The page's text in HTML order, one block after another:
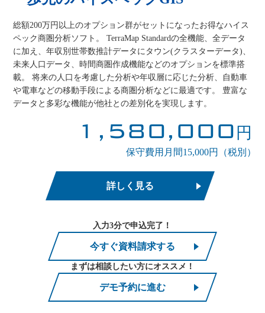
総額200万円以上のオプション群がセットになったお得なハイス
ペック商圏分析ソフト。 TerraMap Standardの全機能、全データ
に加え、年収別世帯数推計データにタウン(クラスターデータ)、
未来人口データ、時間商圏作成機能などのオプションを標準搭
載。 将来の人口を考慮した分析や年収層に応じた分析、自動車
や電車などの移動手段による商圏分析などに最適です。 豊富な
データと多彩な機能が他社との差別化を実現します。
1,580,000 円
保守費用月間15,000円（税別）
詳しく見る
入力3分で申込完了！
今すぐ資料請求する
まずは相談したい方にオススメ！
デモ予約に進む